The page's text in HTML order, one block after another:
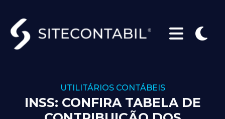
UTILITÁRIOS CONTÁBEIS
INSS: CONFIRA TABELA DE